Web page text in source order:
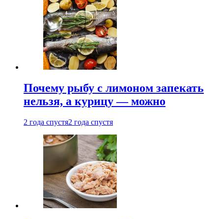
Почему рыбу с лимоном запекать
нельзя, а курицу — можно
2 года спустя2 года спустя